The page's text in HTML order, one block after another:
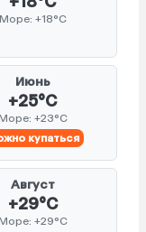
Море: +18°C
Июнь
+25°C
+23°C
купаться
Август
+29°C
+29°C